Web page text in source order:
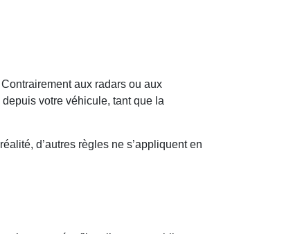
aux radars ou aux
votre véhicule, tant que la
d’autres règles ne s’appliquent en